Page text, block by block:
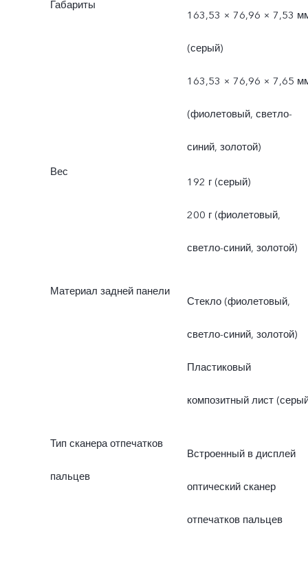
Габариты
163,53 × 76,96 × 7,53
(серый)
163,53 × 76,96 × 7,65
(фиолетовый, светло-
синий, золотой)
Вес
192 г (серый)
200 г (фиолетовый,
светло-синий, золотой)
Материал задней панели
Стекло (фиолетовый,
светло-синий, золотой)
Пластиковый
композитный лист
Тип сканера отпечатков
пальцев
Встроенный в дисплей
оптический сканер
отпечатков пальцев